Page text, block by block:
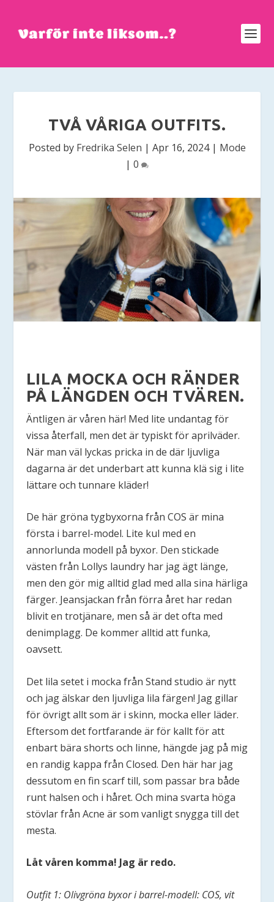
TVÅ VÅRIGA OUTFITS.
Posted by Fredrika Selen | Apr 16, 2024| Mode
| 0
LILA MOCKA OCH RÄNDER
PÅ LÄNGDEN OCH TVÄREN.
Äntligen är våren här! Med lite undantag för
vissa återfall, men det är typiskt för aprilväder.
När man väl lyckas pricka in de där ljuvliga
dagarna är det underbart att kunna klä sig i lite
lättare och tunnare kläder!
De här gröna tygbyxorna från COS är mina
första i barrel-model. Lite kul med en
annorlunda modell på byxor. Den stickade
västen från Lollys laundry har jag ägt länge,
men den gör mig alltid glad med alla sina härliga
färger. Jeansjackan från förra året har redan
blivit en trotjänare, men så är det ofta med
denimplagg. De kommer alltid att funka,
oavsett.
Det lila setet i mocka från Stand studio är nytt
och jag älskar den ljuvliga lila färgen! Jag gillar
för övrigt allt som är i skinn, mocka eller läder.
Eftersom det fortfarande är för kallt för att
enbart bära shorts och linne, hängde jag på mig
en randig kappa från Closed. Den här har jag
dessutom en fin scarf till, som passar bra både
runt halsen och i håret. Och mina svarta höga
stövlar från Acne är som vanligt snygga till det
mesta.
Låt våren komma! Jag är redo.
Outfit 1: Olivgröna byxor i barrel-modell: COS, vit